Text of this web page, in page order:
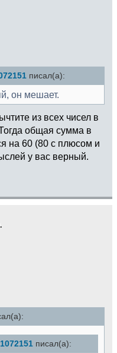
писал(а):
он мешает.
из всех чисел в
общая сумма в
на 60 (80 с плюсом и
у вас верный.
писал(а):